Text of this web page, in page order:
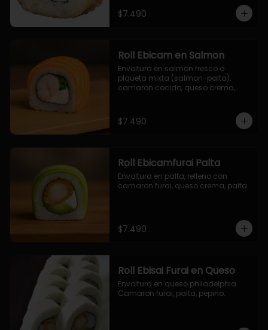
$7.490
Roll Ebicam en Salmon
Envoltura en salmon fresco o
plqueta mixta (salmon-palta),
camaron cocido, queso crema,
$7.490
Roll Ebicamfurai Palta
Envoltura en palta, relleno con
camaron furai, queso crema, palta.
$7.490
Roll Ebisai Furai en Queso
Envoltura en queso philadelphia.
Camaron furai, palta, pepino.